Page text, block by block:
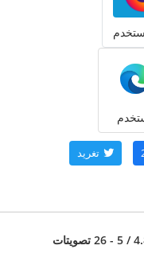
تغريد
/ 5 - 26 تصويتات